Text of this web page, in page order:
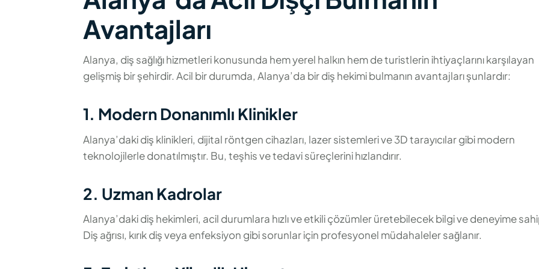
Avantajları
Alanya, diş sağlığı hizmetleri konusunda hem yerel halkın hem de turistlerin ihtiyaçlarını karşılayan
gelişmiş bir şehirdir. Acil bir durumda, Alanya’da bir diş hekimi bulmanın avantajları şunlardır:
1. Modern Donanımlı Klinikler
Alanya’daki diş klinikleri, dijital röntgen cihazları, lazer sistemleri ve 3D tarayıcılar gibi modern
teknolojilerle donatılmıştır. Bu, teşhis ve tedavi süreçlerini hızlandırır.
2. Uzman Kadrolar
Alanya’daki diş hekimleri, acil durumlara hızlı ve etkili çözümler üretebilecek bilgi ve deneyime
Diş ağrısı, kırık diş veya enfeksiyon gibi sorunlar için profesyonel müdahaleler sağlanır.